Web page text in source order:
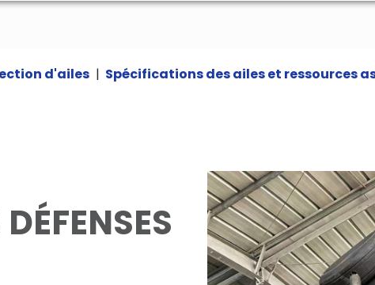
d'ailes | Spécifications des ailes et ressources